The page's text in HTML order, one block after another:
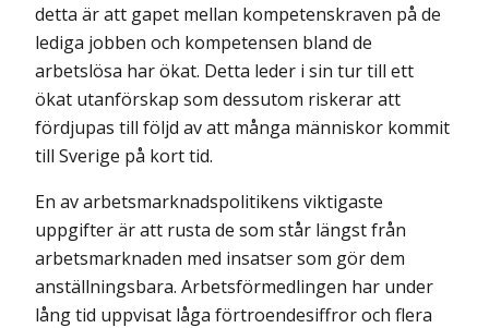
detta är att gapet mellan kompetenskraven på de
lediga jobben och kompetensen bland de
arbetslösa har ökat. Detta leder i sin tur till ett
ökat utanförskap som dessutom riskerar att
fördjupas till följd av att många människor kommit
till Sverige på kort tid.
En av arbetsmarknadspolitikens viktigaste
uppgifter är att rusta de som står längst från
arbetsmarknaden med insatser som gör dem
anställningsbara. Arbetsförmedlingen har under
lång tid uppvisat låga förtroendesiffror och flera